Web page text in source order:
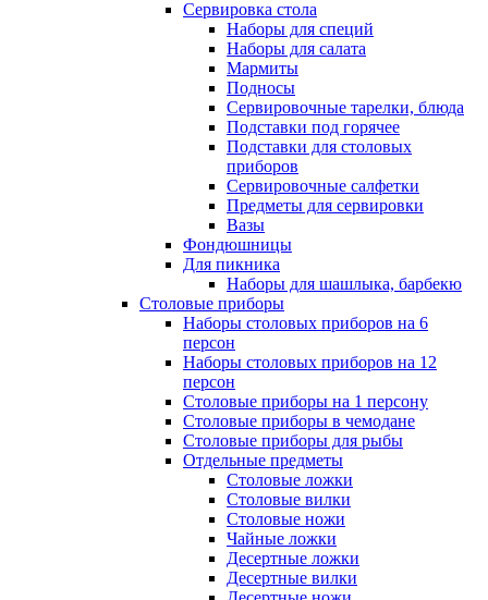
Сервировка стола
Наборы для специй
Наборы для салата
Мармиты
Подносы
Сервировочные тарелки, блюда
Подставки под горячее
Подставки для столовых
приборов
Сервировочные салфетки
Предметы для сервировки
Вазы
Фондюшницы
Для пикника
Наборы для шашлыка, барбекю
Столовые приборы
Наборы столовых приборов на 6
персон
Наборы столовых приборов на 12
персон
Столовые приборы на 1 персону
Столовые приборы в чемодане
Столовые приборы для рыбы
Отдельные предметы
Столовые ложки
Столовые вилки
Столовые ножи
Чайные ложки
Десертные ложки
Десертные вилки